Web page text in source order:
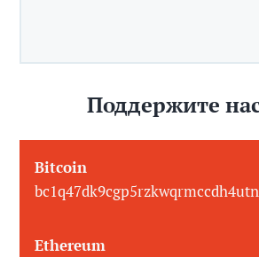
Поддержите
Bitcoin
Ethereum